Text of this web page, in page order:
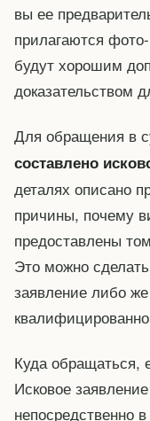
вы ее
прилагаются
будут хорошим
доказательством
Для обращения в
составлено
деталях описано
причины, почему
предоставлены
Это можно
заявление либо
Куда обращаться,
Исковое
непосредственно